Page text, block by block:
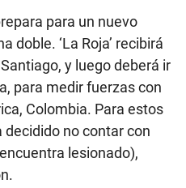
para un nuevo
doble. ‘La Roja’ recibirá
y luego deberá ir
para medir fuerzas con
Colombia. Para estos
decidido no contar con
lesionado),